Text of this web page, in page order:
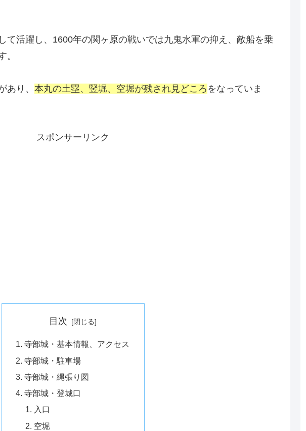
て活躍し、1600年の関ヶ原の戦いでは九鬼水軍の抑え、敵船を乗
。
あり、 本丸の土塁、竪堀、空堀が残され見どころ をなっていま
スポンサーリンク
目次
寺部城・基本情報、アクセス
寺部城・駐車場
寺部城・縄張り図
寺部城・登城口
入口
空堀